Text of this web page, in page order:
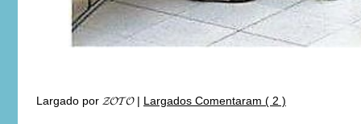
Largado por 𝓩𝓞𝓣𝓞| Largados Comentaram ( 2 )